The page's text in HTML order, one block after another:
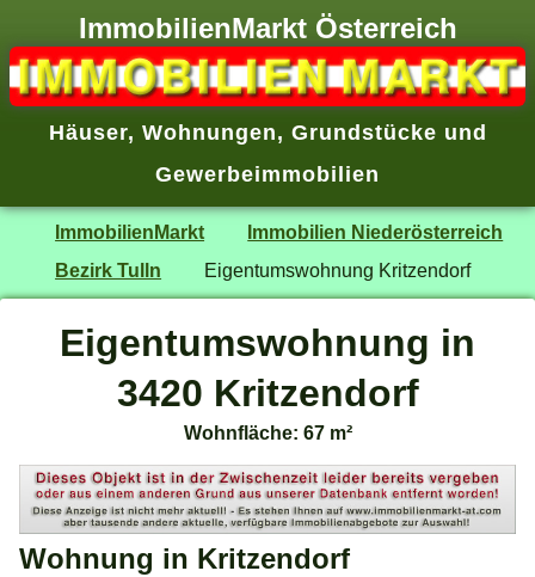
ImmobilienMarkt Österreich
Häuser, Wohnungen, Grundstücke und
Gewerbeimmobilien
ImmobilienMarkt
Immobilien Niederösterreich
Bezirk Tulln
Eigentumswohnung Kritzendorf
Eigentumswohnung in
3420 Kritzendorf
Wohnfläche: 67 m²
Wohnung in Kritzendorf